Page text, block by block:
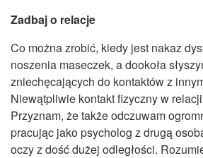
Zadbaj o relacje
Co można zrobić, kiedy jest nakaz
noszenia maseczek, a dookoła
zniechęcających do kontaktów z
Niewątpliwie kontakt fizyczny w
Przyznam, że także odczuwam
pracując jako psycholog z drugą
oczy z dość dużej odległości.